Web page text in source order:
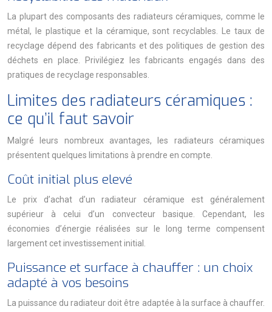
La plupart des composants des radiateurs céramiques, comme le
métal, le plastique et la céramique, sont recyclables. Le taux de
recyclage dépend des fabricants et des politiques de gestion des
déchets en place. Privilégiez les fabricants engagés dans des
pratiques de recyclage responsables.
Limites des radiateurs céramiques :
ce qu’il faut savoir
Malgré leurs nombreux avantages, les radiateurs céramiques
présentent quelques limitations à prendre en compte.
Coût initial plus elevé
Le prix d’achat d’un radiateur céramique est généralement
supérieur à celui d’un convecteur basique. Cependant, les
économies d’énergie réalisées sur le long terme compensent
largement cet investissement initial.
Puissance et surface à chauffer : un choix
adapté à vos besoins
La puissance du radiateur doit être adaptée à la surface à chauffer.